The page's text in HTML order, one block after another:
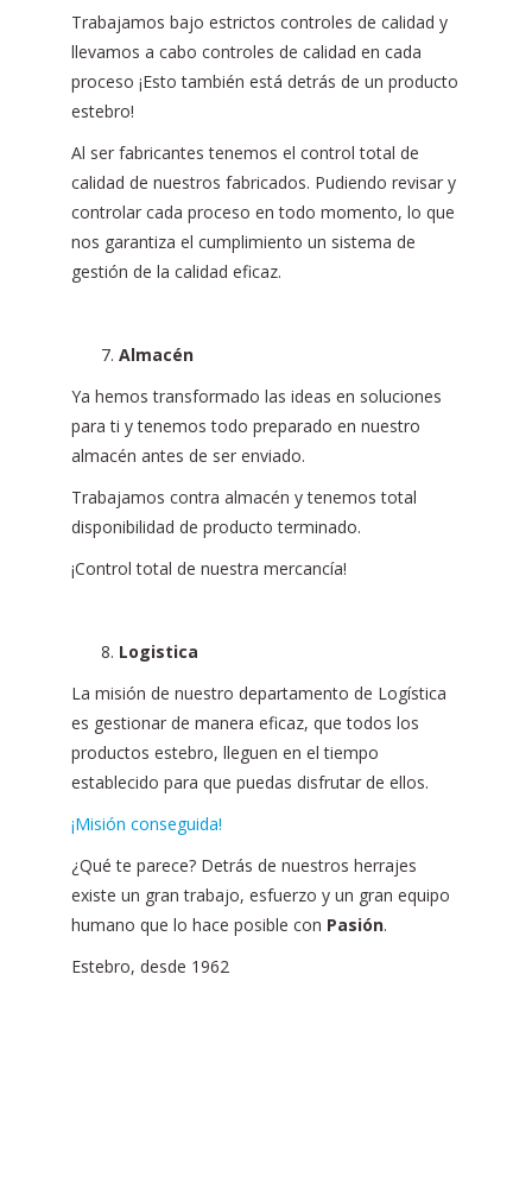
Trabajamos bajo estrictos controles de calidad y
llevamos a cabo controles de calidad en cada
proceso ¡Esto también está detrás de un producto
estebro!
Al ser fabricantes tenemos el control total de
calidad de nuestros fabricados. Pudiendo revisar y
controlar cada proceso en todo momento, lo que
nos garantiza el cumplimiento un sistema de
gestión de la calidad eficaz.
Almacén
Ya hemos transformado las ideas en soluciones
para ti y tenemos todo preparado en nuestro
almacén antes de ser enviado.
Trabajamos contra almacén y tenemos total
disponibilidad de producto terminado.
¡Control total de nuestra mercancía!
Logistica
La misión de nuestro departamento de Logística
es gestionar de manera eficaz, que todos los
productos estebro, lleguen en el tiempo
establecido para que puedas disfrutar de ellos.
¡Misión conseguida!
¿Qué te parece? Detrás de nuestros herrajes
existe un gran trabajo, esfuerzo y un gran equipo
humano que lo hace posible con Pasión.
Estebro, desde 1962